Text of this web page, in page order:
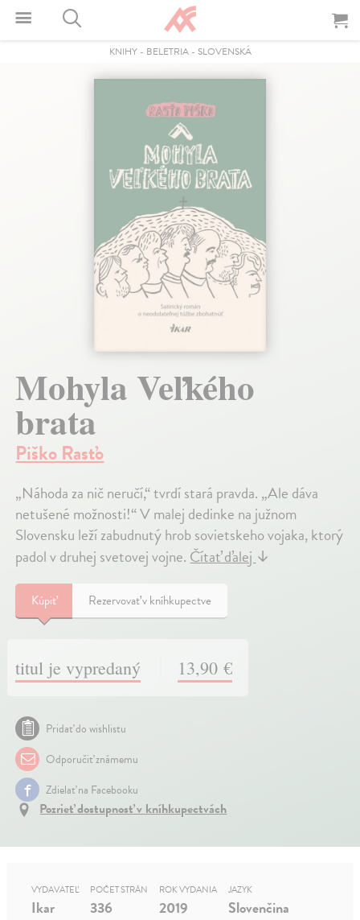
KNIHY- BELETRIA- SLOVENSKÁ
Mohyla Veľkého
brata
Piško Rasťo
„Náhoda za nič neručí,“ tvrdí stará pravda. „Ale dáva
netušené možnosti!“ V malej dedinke na južnom
Slovensku leží zabudnutý hrob sovietskeho vojaka, ktorý
padol v druhej svetovej vojne. Čítať ďalej ↓
Kúpiť Rezervovať v kníhkupectve
titul je vypredaný 13,90 €
Pridať do wishlistu
Odporučiť známemu
Zdielať na Facebooku
Pozrieť dostupnosť v kníhkupectvách
VYDAVATEĽ
Ikar
POČET STRÁN
336
ROK VYDANIA
2019
JAZYK
Slovenčina